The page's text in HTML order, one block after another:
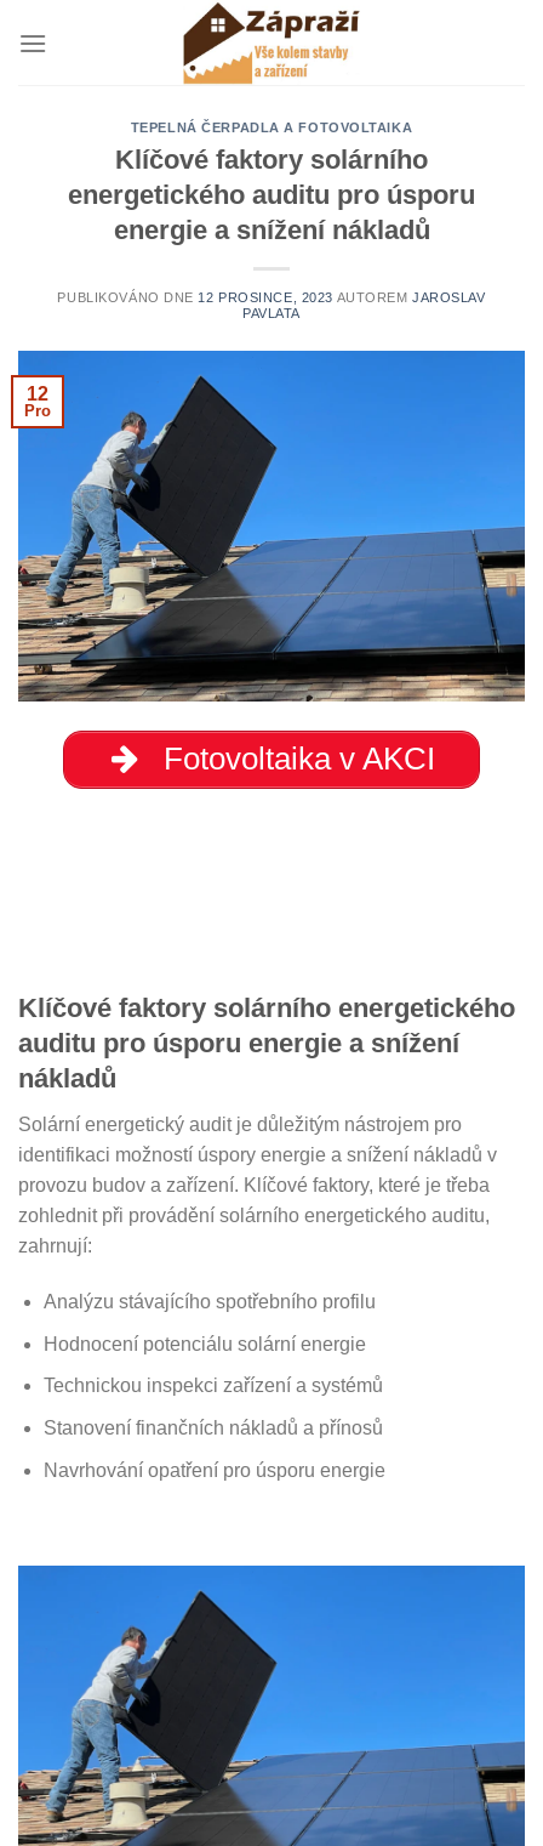
TEPELNÁ ČERPADLA A FOTOVOLTAIKA
Klíčové faktory solárního
energetického auditu pro úsporu
energie a snížení nákladů
PUBLIKOVÁNO DNE 12 PROSINCE, 2023 AUTOREMJAROSLAV
PAVLATA
12
Pro
Fotovoltaika v AKCI
Klíčové faktory solárního energetického
auditu pro úsporu energie a snížení
nákladů
Solární energetický audit je důležitým nástrojem pro
identifikaci možností úspory energie a snížení nákladů v
provozu budov a zařízení. Klíčové faktory, které je třeba
zohlednit při provádění solárního energetického auditu,
zahrnují:
Analýzu stávajícího spotřebního profilu
Hodnocení potenciálu solární energie
Technickou inspekci zařízení a systémů
Stanovení finančních nákladů a přínosů
Navrhování opatření pro úsporu energie